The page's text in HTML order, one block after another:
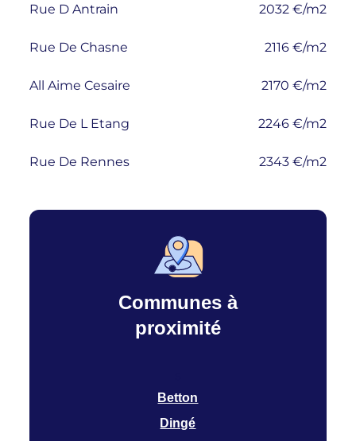
Rue D Antrain 2032 €/m2
Rue De Chasne 2116 €/m2
All Aime Cesaire 2170 €/m2
Rue De L Etang 2246 €/m2
Rue De Rennes 2343 €/m2
Communes à
proximité
Betton
Dingé